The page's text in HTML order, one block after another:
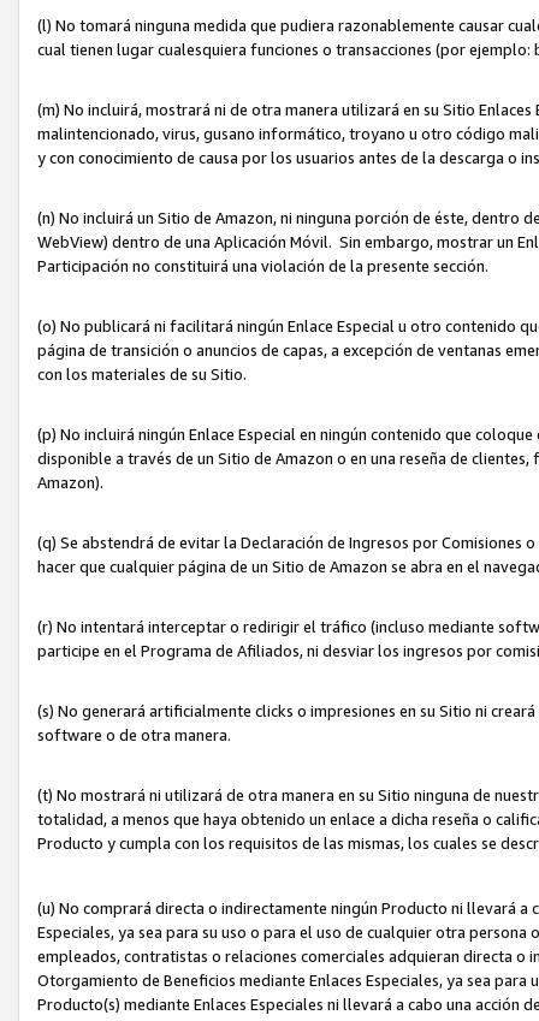
(l) No tomará ninguna medida que pudiera razonablemente causar
cual tienen lugar cualesquiera funciones o transacciones (por
(m) No incluirá, mostrará ni de otra manera utilizará en su Sitio
malintencionado, virus, gusano informático, troyano u otro código
y con conocimiento de causa por los usuarios antes de la descarga
(n) No incluirá un Sitio de Amazon, ni ninguna porción de éste,
WebView) dentro de una Aplicación Móvil. Sin embargo, mostrar un
Participación no constituirá una violación de la presente sección.
(o) No publicará ni facilitará ningún Enlace Especial u otro contenido
página de transición o anuncios de capas, a excepción de ventanas
con los materiales de su Sitio.
(p) No incluirá ningún Enlace Especial en ningún contenido que
disponible a través de un Sitio de Amazon o en una reseña de
Amazon).
(q) Se abstendrá de evitar la Declaración de Ingresos por
hacer que cualquier página de un Sitio de Amazon se abra en el
(r) No intentará interceptar o redirigir el tráfico (incluso mediante
participe en el Programa de Afiliados, ni desviar los ingresos por
(s) No generará artificialmente clicks o impresiones en su Sitio ni
software o de otra manera.
(t) No mostrará ni utilizará de otra manera en su Sitio ninguna de
totalidad, a menos que haya obtenido un enlace a dicha reseña o
Producto y cumpla con los requisitos de las mismas, los cuales se
(u) No comprará directa o indirectamente ningún Producto ni llevará a
Especiales, ya sea para su uso o para el uso de cualquier otra
empleados, contratistas o relaciones comerciales adquieran directa o
Otorgamiento de Beneficios mediante Enlaces Especiales, ya sea
Producto(s) mediante Enlaces Especiales ni llevará a cabo una